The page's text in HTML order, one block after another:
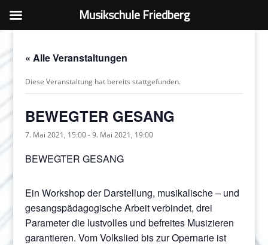
« Alle Veranstaltungen
Diese Veranstaltung hat bereits stattgefunden.
BEWEGTER GESANG
7. Mai 2021, 15:00-9. Mai 2021, 19:00
BEWEGTER GESANG
Ein Workshop der Darstellung, musikalische – und
gesangspädagogische Arbeit verbindet, drei
Parameter die lustvolles und befreites Musizieren
garantieren. Vom Volkslied bis zur Opernarie ist
Musikschule Friedberg